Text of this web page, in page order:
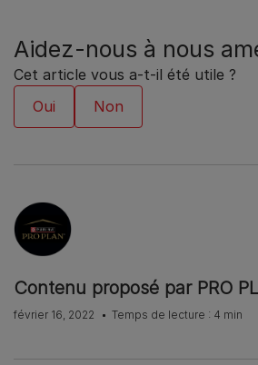
Aidez-nous à nous
Cet article vous a-t-il été utile ?
Contenu proposé par PRO
février 16, 2022 Temps de lecture : 4 min